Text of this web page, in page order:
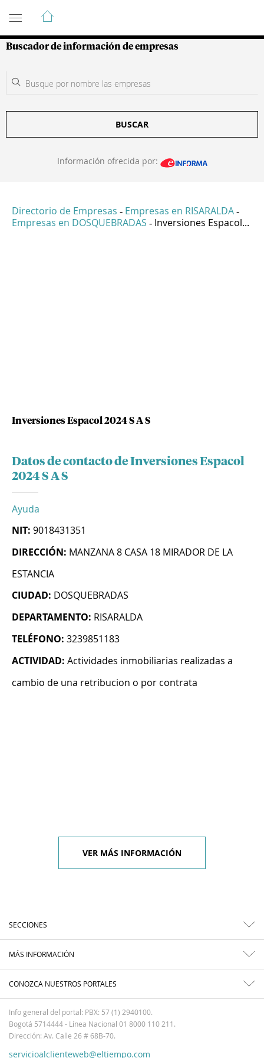
Guía de Empresas Colombianas
Buscador de información de empresas
BUSCAR
Información ofrecida por:
Directorio de Empresas - Empresas en RISARALDA -
Empresas en DOSQUEBRADAS - Inversiones Espacol...
Inversiones Espacol 2024 S A S
Datos de contacto de Inversiones Espacol
2024 S A S
Ayuda
NIT: 9018431351
DIRECCIÓN: MANZANA 8 CASA 18 MIRADOR DE LA
ESTANCIA
CIUDAD: DOSQUEBRADAS
DEPARTAMENTO: RISARALDA
TELÉFONO: 3239851183
ACTIVIDAD: Actividades inmobiliarias realizadas a
cambio de una retribucion o por contrata
VER MÁS INFORMACIÓN
SECCIONES
MÁS INFORMACIÓN
CONOZCA NUESTROS PORTALES
Info general del portal: PBX: 57 (1) 2940100.
Bogotá 5714444 - Línea Nacional 01 8000 110 211.
Dirección: Av. Calle 26 # 68B-70.
servicioalclienteweb@eltiempo.com